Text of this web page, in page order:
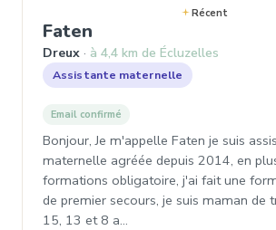
Récent
Faten
Dreux à 4,4 km de Écluzelles
Assistante maternelle
Email confirmé
Bonjour, Je m'appelle Faten je suis
maternelle agréée depuis 2014, en
formations obligatoire, j'ai fait une
de premier secours, je suis maman de
15, 13 et 8 a…